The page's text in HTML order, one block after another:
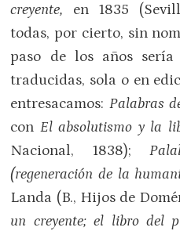
creyente, en 1835
todas, por cierto, sin
paso de los años
traducidas, sola o en
entresacamos: Palabras
con El absolutismo y la
Nacional, 1838);
(regeneración de la
Landa (B., Hijos de
un creyente; el libro del